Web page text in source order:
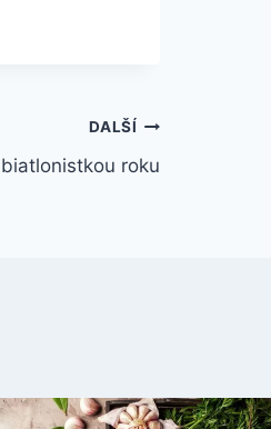
DALŠÍ
roku